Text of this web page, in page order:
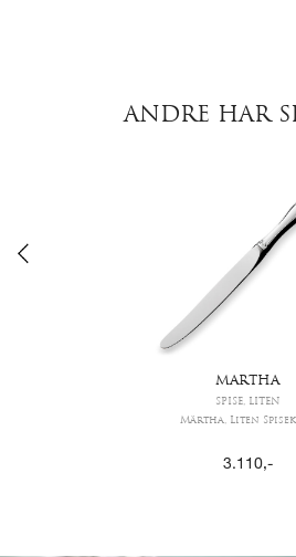
ANDRE HAR
MARTHA
SPISE, LITEN
Märtha, Liten
3.110,-